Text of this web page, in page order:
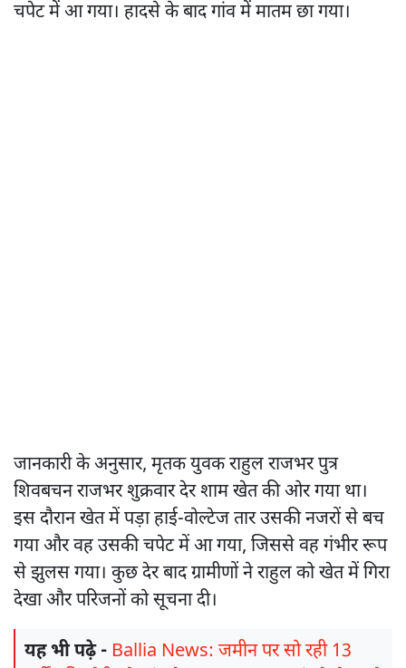
चपेट में आ गया। हादसे के बाद गांव में मातम छा गया।
जानकारी के अनुसार, मृतक युवक राहुल राजभर पुत्र
शिवबचन राजभर शुक्रवार देर शाम खेत की ओर गया था।
इस दौरान खेत में पड़ा हाई-वोल्टेज तार उसकी नजरों से बच
गया और वह उसकी चपेट में आ गया, जिससे वह गंभीर रूप
से झुलस गया। कुछ देर बाद ग्रामीणों ने राहुल को खेत में गिरा
देखा और परिजनों को सूचना दी।
यह भी पढ़े - Ballia News: जमीन पर सो रही 13